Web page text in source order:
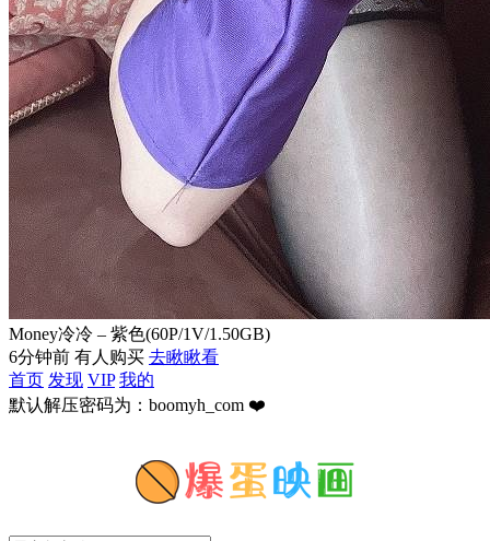
Money冷冷 – 紫色(60P/1V/1.50GB)
6分钟前 有人购买 去瞅瞅看
首页 发现 VIP 我的
默认解压密码为：boomyh_com ❤️